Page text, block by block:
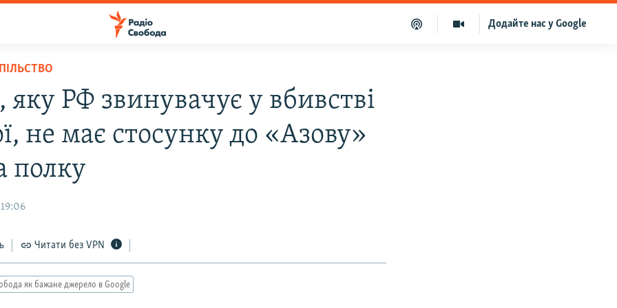
Додайте нас у Google
яку РФ звинувачує у вбивстві
не має стосунку до «Азову»
полку
Читати без VPN
як бажане джерело в Google